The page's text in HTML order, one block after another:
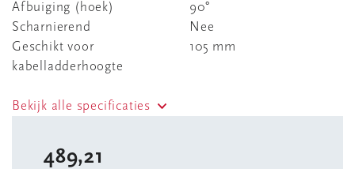
Afbuiging (hoek)
90°
Scharnierend
Nee
Geschikt voor
kabelladderhoogte
105 mm
Bekijk alle specificaties
489,21